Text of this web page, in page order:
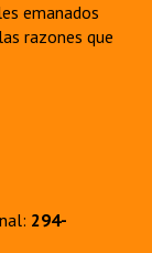
emanados
razones que
294-